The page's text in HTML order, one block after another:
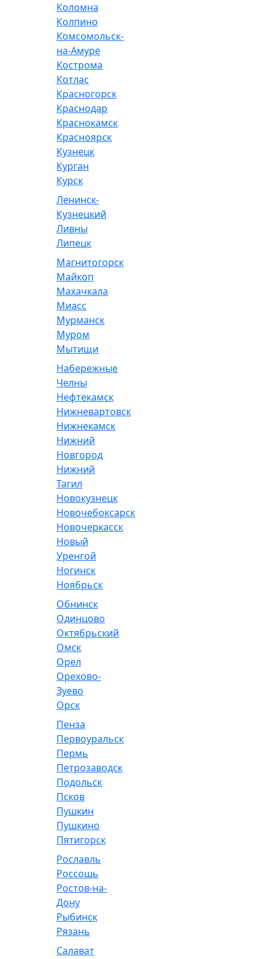
Коломна
Колпино
Комсомольск-
на-Амуре
Кострома
Котлас
Красногорск
Краснодар
Краснокамск
Красноярск
Кузнецк
Курган
Курск
Ленинск-
Кузнецкий
Ливны
Липецк
Магнитогорск
Майкоп
Махачкала
Миасс
Мурманск
Муром
Мытищи
Набережные
Челны
Нефтекамск
Нижневартовск
Нижнекамск
Нижний
Новгород
Нижний
Тагил
Новокузнецк
Новочебоксарск
Новочеркасск
Новый
Уренгой
Ногинск
Ноябрьск
Обнинск
Одинцово
Октябрьский
Омск
Орел
Орехово-
Зуево
Орск
Пенза
Первоуральск
Пермь
Петрозаводск
Подольск
Псков
Пушкин
Пушкино
Пятигорск
Рославль
Россошь
Ростов-на-
Дону
Рыбинск
Рязань
Салават